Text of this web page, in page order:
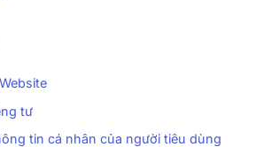
tư
tin cá nhân của người tiêu dùng